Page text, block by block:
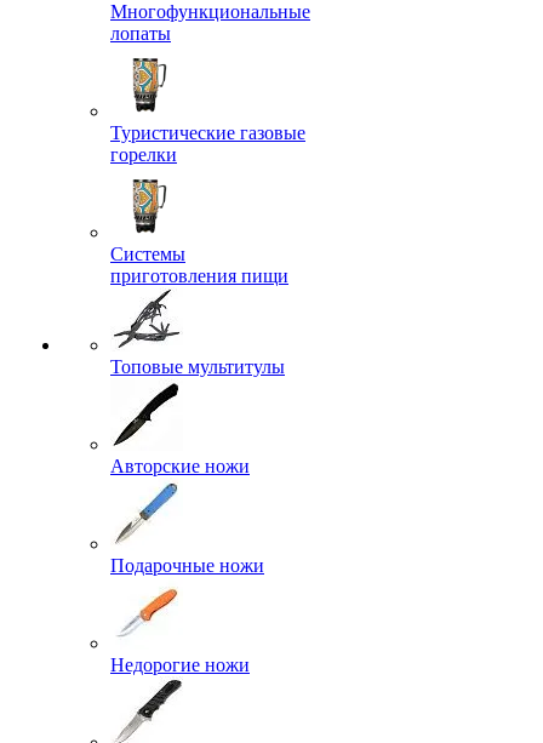
Многофункциональные
лопаты
Туристические газовые
горелки
Системы
приготовления пищи
Топовые мультитулы
Авторские ножи
Подарочные ножи
Недорогие ножи